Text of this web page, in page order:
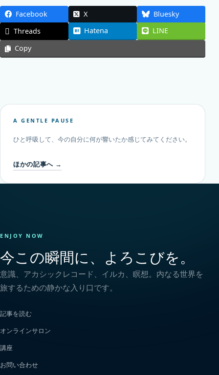
Facebook X
Bluesky
Threads
Hatena
LINE
Copy
A GENTLE PAUSE
ひと呼吸して、今の自分に何が響いたか感じてみてください。
ほかの記事へ →
ENJOY NOW
今この瞬間に、よろこびを。
意識、アカシックレコード、イルカ、瞑想。内なる世界を
旅するための静かな入り口です。
記事を読む
オンラインサロン
講座
お問い合わせ